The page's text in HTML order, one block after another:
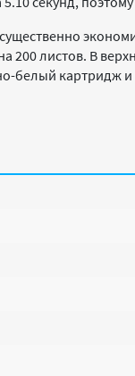
200 листов. В
белый картридж